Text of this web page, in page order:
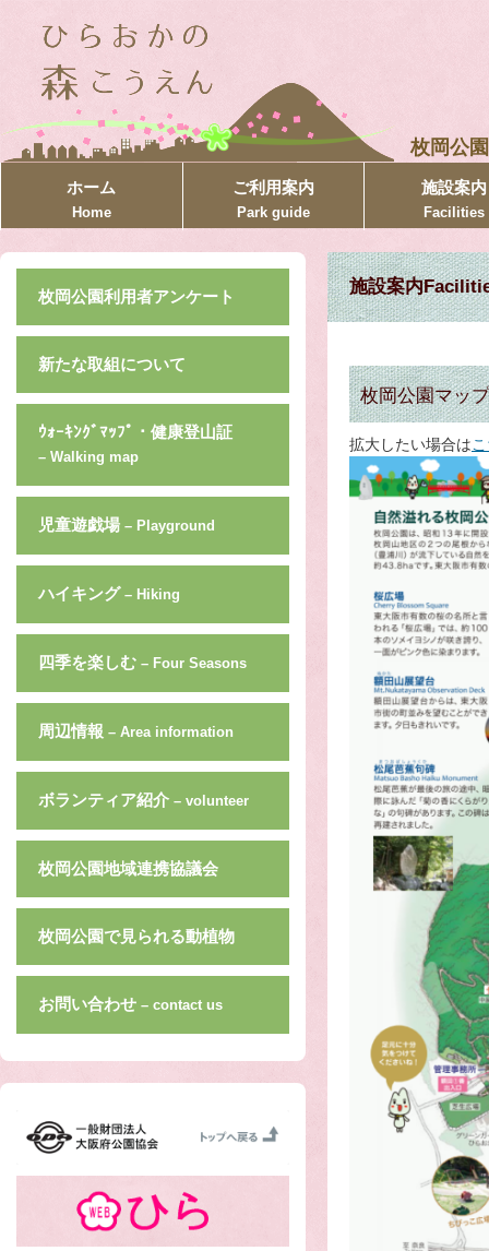
枚岡公
ホーム
Home
ご利用案内
Park guide
施設案内
Facilities
枚岡公園利用者アンケート
新たな取組について
ｳｫｰｷﾝｸﾞﾏｯﾌﾟ・健康登山証
– Walking map
児童遊戯場 – Playground
ハイキング – Hiking
四季を楽しむ – Four Seasons
周辺情報 – Area information
ボランティア紹介 – volunteer
枚岡公園地域連携協議会
枚岡公園で見られる動植物
お問い合わせ – contact us
施設案内
枚岡公園マッ
拡大したい場合は